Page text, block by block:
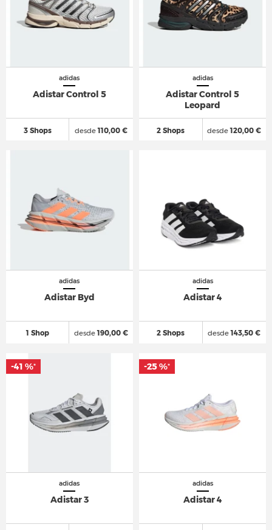
adidas
Adistar Control 5
3 Shops desde110,00 €
adidas
Adistar Control 5
Leopard
2 Shops desde120,00 €
adidas
Adistar Byd
1 Shop desde190,00 €
adidas
Adistar 4
2 Shops desde143,50 €
adidas
Adistar 3
-41 %*
adidas
Adistar 4
-25 %*